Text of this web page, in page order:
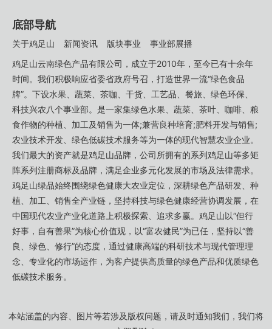
底部导航
关于鸡足山 新闻资讯 版块事业
事业部展播
鸡足山云南绿色产品有限公司，成立于2010年，至今已有十余年
时间。我们积极响应省委省政府号召，打造世界一流“绿色食品
牌”。下设水果、蔬菜、茶咖、干货、工艺品、餐旅、绿色环保、
科技兴农八个事业部。是一家集绿色水果、蔬菜、茶叶、咖啡、粮
食作物的种植、加工及销售为一体;兼营良种培育;肥料开发与销售;
农业技术开发、绿色低碳技术服务等为一体的现代智慧农业企业。
我们最大的资产就是鸡足山品牌，公司所拥有的系列鸡足山等多矩
阵系列注册商标及品牌，满足企业多元化发展的市场及法律需求。
鸡足山绿品始终围绕绿色健康大农业定位，深耕绿色产品研发、种
植、加工、销售全产业链，坚持科技与绿色健康经营协调发展，在
中国现代农业产业化道路上积极探索、追求多赢。鸡足山以“但行
好事，自有善果”为核心价值观，以“富农健民”为已任，坚持以“善
良、绿色、修行”的态度，通过健康高端的科研技术与现代管理理
念、专业化的市场运作，为客户提供高质量的绿色产品和优质绿色
低碳技术服务。
本站涵盖的内容、图片等若涉及版权问题，请及时通知我们，我们将